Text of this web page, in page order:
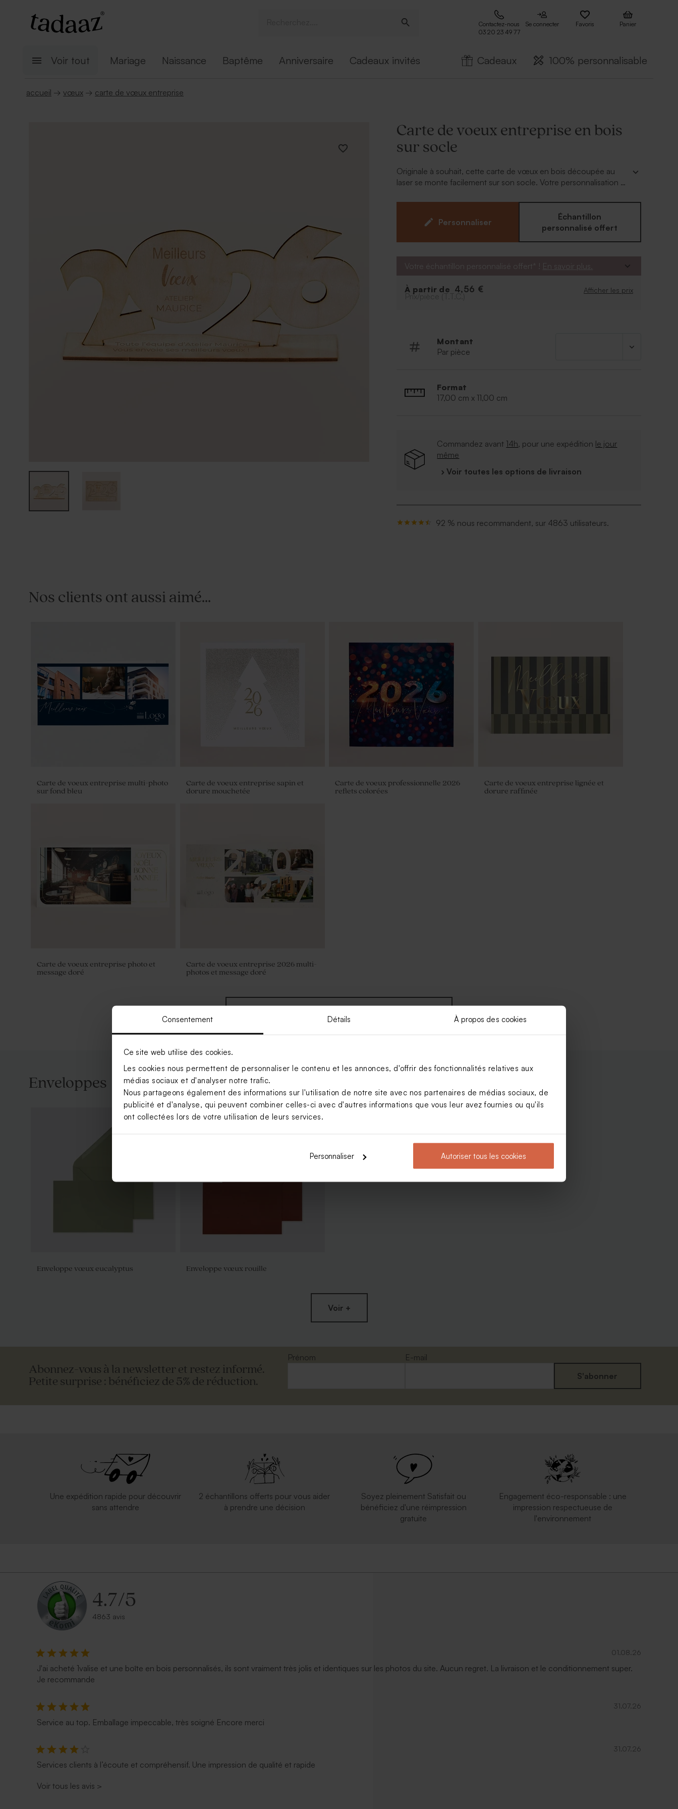
Consentement Détails À propos des cookies
Ce site web utilise des cookies.
Les cookies nous permettent de personnaliser le contenu et les annonces, d'offrir des fonctionnalités relatives aux
médias sociaux et d'analyser notre trafic.
Nous partageons également des informations sur l'utilisation de notre site avec nos partenaires de médias sociaux, de
publicité et d'analyse, qui peuvent combiner celles-ci avec d'autres informations que vous leur avez fournies ou qu'ils
ont collectées lors de votre utilisation de leurs services.
Personnaliser Autoriser tous les cookies
Contactez-nous
03 20 23 49 77
Se connecter Favoris Panier
Voir tout Mariage Naissance Baptême Anniversaire Cadeaux invités Cadeaux 100% personnalisable
accueil → vœux → carte de vœux entreprise
Carte de voeux entreprise en bois
sur socle
Originale à souhait, cette carte de vœux en bois découpée au
laser se monte facilement sur son socle. Votre personnalisation en
Personnaliser
Échantillon
personnalisé offert
Votre échantillon personnalisé offert* ! En savoir plus.
À partir de 4,56 € Afficher les prix
Prix/pièce (T.T.C.)
Montant
Par pièce
Format
17,00 cm x 11,00 cm
Commandez avant 14h, pour une expédition le jour
même
› Voir toutes les options de livraison
92 % nous recommandent, sur 4863 utilisateurs.
Nos clients ont aussi aimé...
Carte de voeux entreprise multi-photo
sur fond bleu
Carte de voeux entreprise sapin et
dorure mouchetée
Carte de voeux professionnelle 2026
reflets colorées
Carte de voeux entreprise lignée et
dorure raffinée
Carte de voeux entreprise photo et
message doré
Carte de voeux entreprise 2026 multi-
photos et message doré
Enveloppes
Enveloppe vœux eucalyptus Enveloppe vœux rouille
Enveloppe blanche autocollante Jolie enveloppe blanche rectangle Enveloppe voeux rose nude
Enveloppe rectangle bleu nuit
Voir +
Abonnez-vous à la newsletter et restez informé.
Petite surprise : bénéficiez de 5% de réduction.
Prénom
E-mail
S'abonner
Une expédition rapide pour découvrir
sans attendre
2 échantillons offerts pour vous aider
à prendre une décision
Soyez pleinement Satisfait ou
bénéficiez d'une réimpression
gratuite
Engagement éco-responsable : une
impression respectueuse de
l'environnement
4.7/5
4863 avis
01.08.26
J'ai acheté 1valise et une boîte en bois personnalisés, ils sont vraiment très jolis et identiques sur les photos du site. Aucun regret. La livraison et le conditionnement super.
Je recommande
31.07.26
Service au top. Emballage impeccable, très soigné Encore merci
31.07.26
Services clients à l’écoute et compréhensif. Une impression de qualité et rapide
Voir tous les avis >